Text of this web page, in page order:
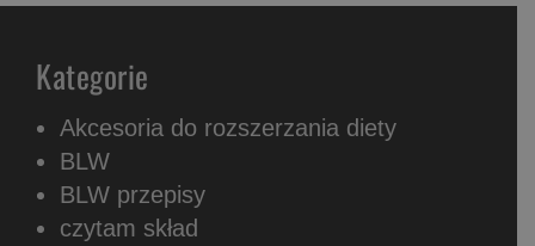
Kategorie
Akcesoria do rozszerzania diety
BLW
BLW przepisy
czytam skład